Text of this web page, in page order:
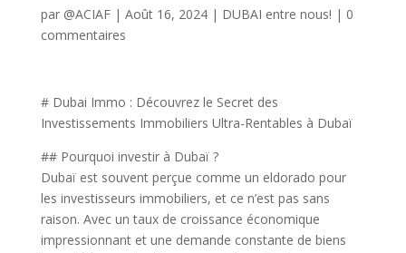
par @ACIAF| Août 16, 2024| DUBAI entre nous! | 0
commentaires
# Dubai Immo : Découvrez le Secret des
Investissements Immobiliers Ultra-Rentables à Dubaï
## Pourquoi investir à Dubaï ?
Dubaï est souvent perçue comme un eldorado pour
les investisseurs immobiliers, et ce n’est pas sans
raison. Avec un taux de croissance économique
impressionnant et une demande constante de biens